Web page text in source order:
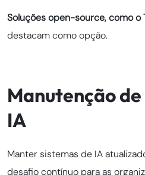
Soluções open-source, como o
destacam como opção.
Manutenção
IA
Manter sistemas de IA
desafio contínuo para as